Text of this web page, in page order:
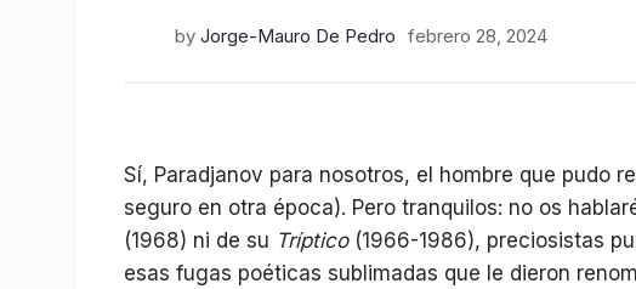
by Jorge-Mauro De Pedro febrero 28, 2024
Sí, Paradjanov para nosotros, el hombre que pudo
seguro en otra época). Pero tranquilos: no os
(1968) ni de su Tríptico(1966-1986), preciosistas
esas fugas poéticas sublimadas que le dieron